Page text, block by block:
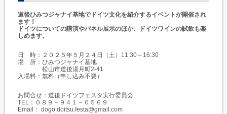
道後ひみつジャナイ基地でドイツ文化を紹介するイベントが開催され
ます！
ドイツについての講演やパネル展示のほか、ドイツワインの試飲も楽
しめます。
日 時：２０２５年５月２４日（土）11:30～16:30
場 所：ひみつジャナイ基地
松山市道後湯月町2-41
入場料：無料（申し込み不要）
お問合せ：道後ドイツフェスタ実行委員会
TEL：０８９－９４１－０５６９
Email： dogo.doitsu.festa@gmail.com